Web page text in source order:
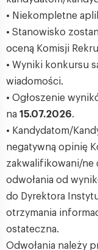
• Niekompletne
• Stanowisko
oceną Komisji
• Wyniki konkursu
wiadomości.
• Ogłoszenie
na 15.07.2026.
• Kandydatom/
negatywną opinię
zakwalifikowani/ne
odwołania od
do Dyrektora
otrzymania
ostateczna.
Odwołania należy